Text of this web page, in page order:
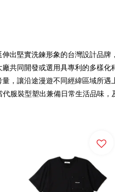
出堅實洗鍊形象的台灣設計品
共同開發或選用具專利的多樣
，讓沿途漫遊不同經緯區域所
服裝型塑出兼備日常生活品味，